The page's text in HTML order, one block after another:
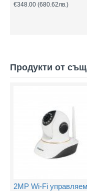
€348.00 (680.62лв.)
Продукти от
2MP Wi-Fi